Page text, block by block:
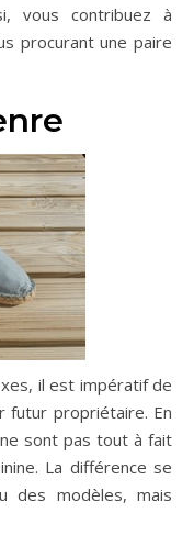
vous contribuez à
procurant une paire
il est impératif de
futur propriétaire. En
sont pas tout à fait
La différence se
des modèles, mais